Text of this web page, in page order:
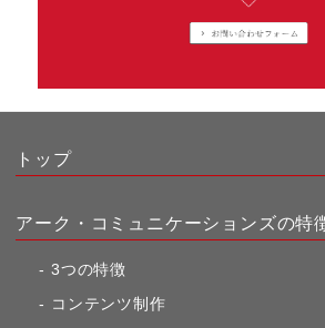
トップ
アーク・コミュニケーションズの特
3つの特徴
コンテンツ制作